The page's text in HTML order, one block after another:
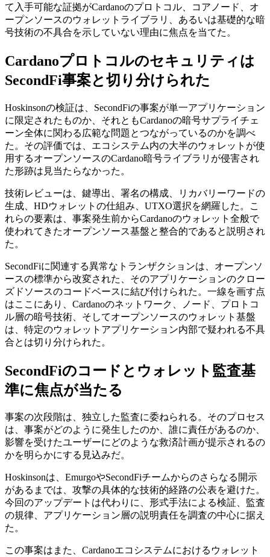
て入手可能な証拠がCardanoのプロトコル、コアノード、オ
ープンソースのウォレットライブラリ、あるいは基礎的な暗
号技術の不具合を示していない理由に焦点を当てた。
Cardanoプロトコルのセキュリティは
SecondFi事案と切り分けられた
Hoskinsonの検証は、SecondFiの事案が単一アプリケーション
に限定されたものか、それともCardanoの暗号サプライチェ
ーン全体に関わる広範な問題とつながっているのかを調べ
た。その評価では、エコシステム内の大半のウォレットが使
用するオープンソースのCardano暗号ライブラリが侵害され
た形跡は見当たらなかった。
技術レビューは、鍵導出、署名の構成、リカバリーワードの
生成、HDウォレットの仕組み、UTXO選択を網羅した。こ
れらの要素は、事案発生前からCardanoのウォレット全般で
使われてきたオープンソース基盤と整合的であると説明され
た。
SecondFiに関連する異常なトランザクションは、オープンソ
ースの標準から改変された、そのアプリケーションのクロー
ズドソースのコードベースに結び付けられた。一線を画す点
はここにあり、Cardanoのネットワーク、ノード、プロトコ
ル層の暗号技術、そしてオープンソースのウォレット基盤
は、特定のウォレットアプリケーション内部で疑われる不具
合とは切り分けられた。
SecondFiのコードとウォレット監査基
準に焦点が当たる
事案の次段階は、独立した監査に委ねられる。そのプロセス
は、事案がどのように発生したのか、誰に責任があるのか、
影響を受けたユーザーにどのような救済計画が提示されるの
かを明らかにする見込みだ。
Hoskinsonは、EmurgoやSecondFiチームからのさらなる開示
があるまでは、攻撃の具体的な技術的経路の公表を避けた。
今回のアップデートは代わりに、形式手法による検証、監査
の規律、アプリケーション層の説明責任を調査の中心に据え
た。
この事案はまた、Cardanoエコシステムにおけるウォレット